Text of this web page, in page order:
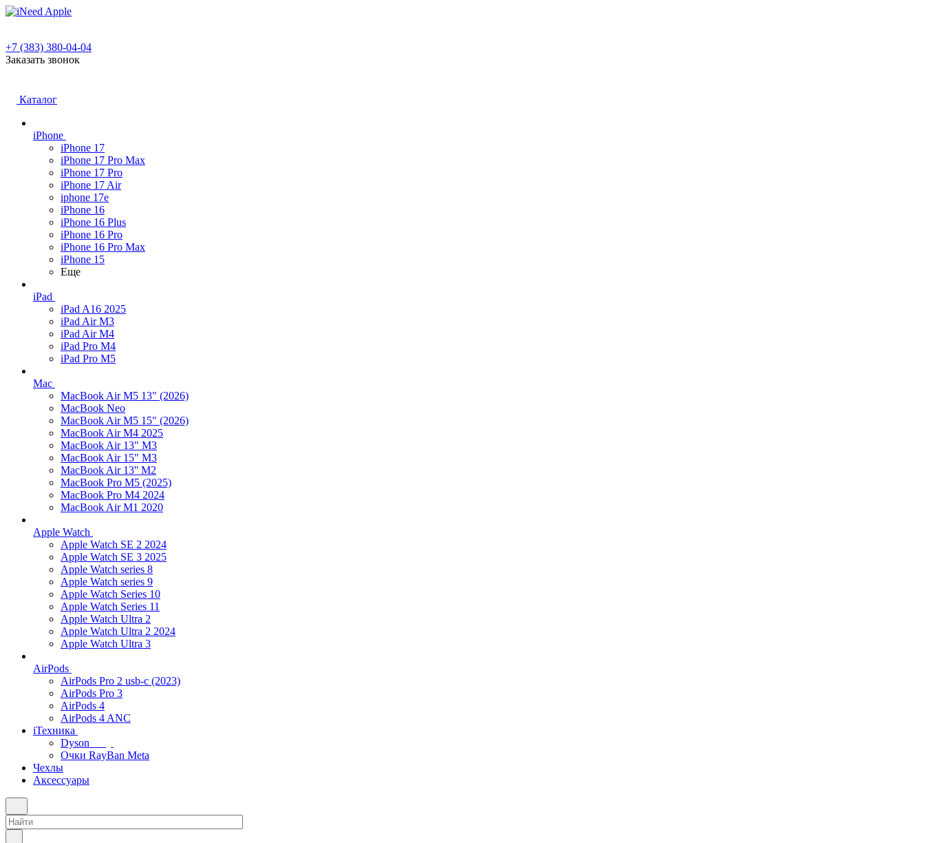
+7 (383) 380-04-04
Заказать звонок
Каталог
iPhone
iPhone 17
iPhone 17 Pro Max
iPhone 17 Pro
iPhone 17 Air
iphone 17e
iPhone 16
iPhone 16 Plus
iPhone 16 Pro
iPhone 16 Pro Max
iPhone 15
Еще
iPad
iPad A16 2025
iPad Air M3
iPad Air M4
iPad Pro M4
iPad Pro M5
Mac
MacBook Air M5 13" (2026)
MacBook Neo
MacBook Air M5 15" (2026)
MacBook Air M4 2025
MacBook Air 13" M3
MacBook Air 15" M3
MacBook Air 13'' M2
MacBook Pro M5 (2025)
MacBook Pro M4 2024
MacBook Air M1 2020
Apple Watch
Apple Watch SE 2 2024
Apple Watch SE 3 2025
Apple Watch series 8
Apple Watch series 9
Apple Watch Series 10
Apple Watch Series 11
Apple Watch Ultra 2
Apple Watch Ultra 2 2024
Apple Watch Ultra 3
AirPods
AirPods Pro 2 usb-c (2023)
AirPods Pro 3
AirPods 4
AirPods 4 ANC
iТехника
Dyson
Очки RayBan Meta
Чехлы
Аксессуары